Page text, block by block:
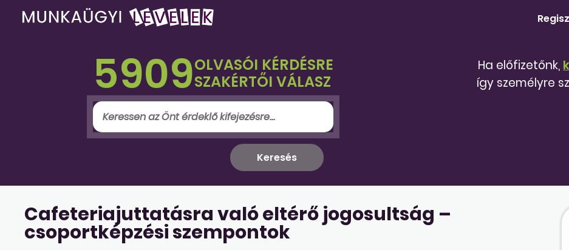
5909OLVASÓI KÉRDÉSRE
SZAKÉRTŐI VÁLASZ
Ha előfizetőnk,
így személyre
Cafeteriajuttatásra való eltérő jogosultság –
csoportképzési szempontok